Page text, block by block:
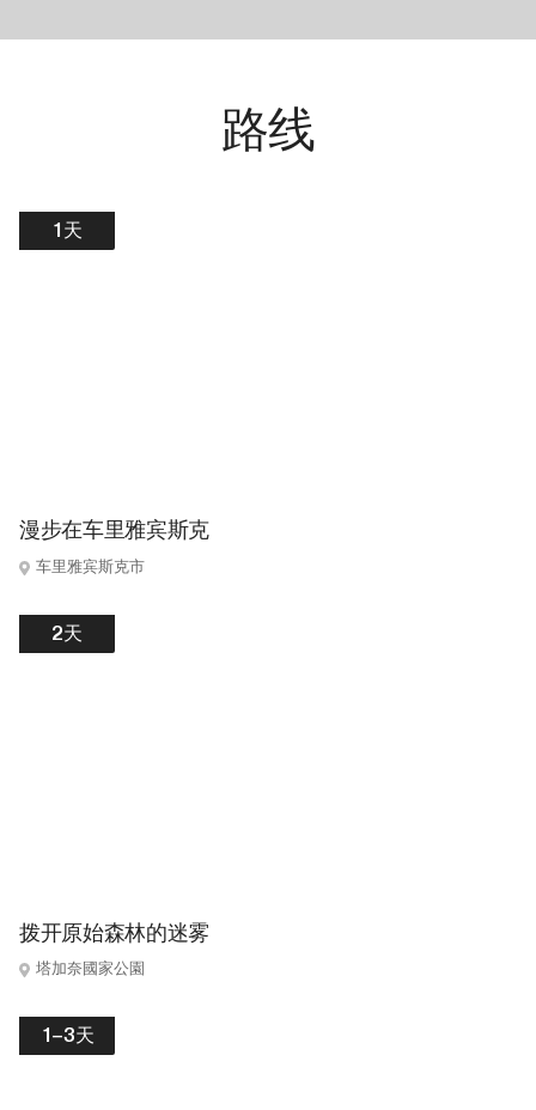
路线
1天
漫步在车里雅宾斯克
车里雅宾斯克市
2天
拨开原始森林的迷雾
塔加奈國家公園
1–3天